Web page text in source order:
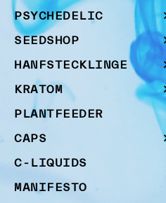
PSYCHEDELIC
SEEDSHOP
HANFSTECKLINGE
KRATOM
PLANTFEEDER
CAPS
C-LIQUIDS
MANIFESTO